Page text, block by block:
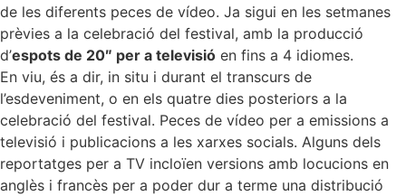
de les diferents peces de vídeo. Ja sigui en les setmanes
prèvies a la celebració del festival, amb la producció
d’espots de 20″ per a televisió en fins a 4 idiomes.
En viu, és a dir, in situ i durant el transcurs de
l’esdeveniment, o en els quatre dies posteriors a la
celebració del festival. Peces de vídeo per a emissions a
televisió i publicacions a les xarxes socials. Alguns dels
reportatges per a TV incloïen versions amb locucions en
anglès i francès per a poder dur a terme una distribució